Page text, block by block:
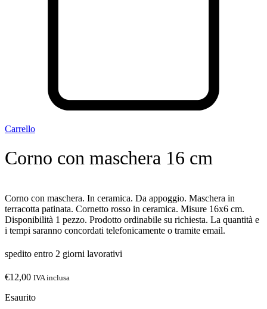
Carrello
Corno con maschera 16 cm
Corno con maschera. In ceramica. Da appoggio. Maschera in
terracotta patinata. Cornetto rosso in ceramica. Misure 16x6 cm.
Disponibilità 1 pezzo. Prodotto ordinabile su richiesta. La quantità e
i tempi saranno concordati telefonicamente o tramite email.
spedito entro 2 giorni lavorativi
€12,00 IVA inclusa
Esaurito